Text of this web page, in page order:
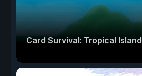
Card Survival: Tropical Island